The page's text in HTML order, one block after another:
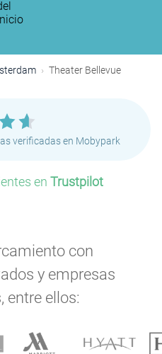
Theater Bellevue
verificadas en Mobypark
en Trustpilot
con
y empresas
entre ellos:
P